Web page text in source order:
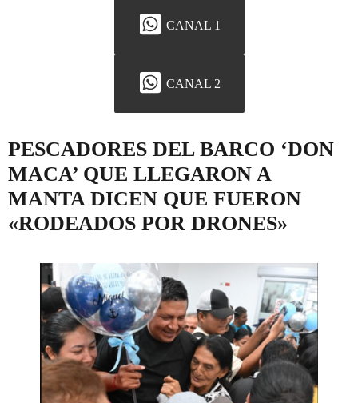
CANAL 1
CANAL 2
PESCADORES DEL BARCO ‘DON
MACA’ QUE LLEGARON A
MANTA DICEN QUE FUERON
«RODEADOS POR DRONES»